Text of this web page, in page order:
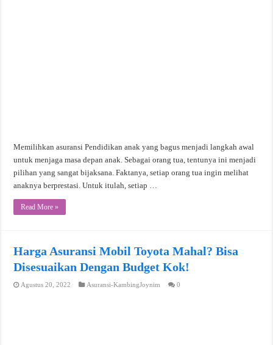
Memilihkan asuransi Pendidikan anak yang bagus menjadi langkah awal
untuk menjaga masa depan anak. Sebagai orang tua, tentunya ini menjadi
pilihan yang sangat bijaksana. Faktanya, setiap orang tua ingin melihat
anaknya berprestasi. Untuk itulah, setiap …
Read More »
Harga Asuransi Mobil Toyota Mahal? Bisa
Disesuaikan Dengan Budget Kok!
Agustus 20, 2022 Asuransi-KambingJoynim 0